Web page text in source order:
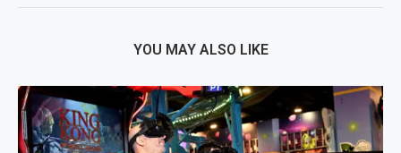
YOU MAY ALSO LIKE